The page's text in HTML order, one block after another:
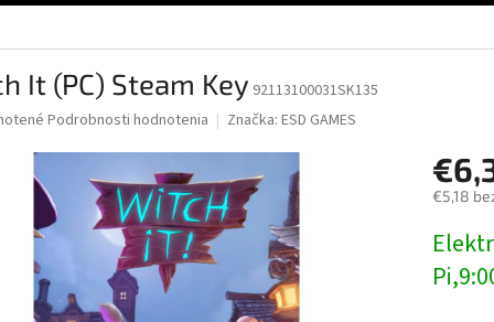
It (PC) Steam Key 92113100031SK135
Podrobnosti hodnotenia Značka: ESD GAMES
€5,18
cena: